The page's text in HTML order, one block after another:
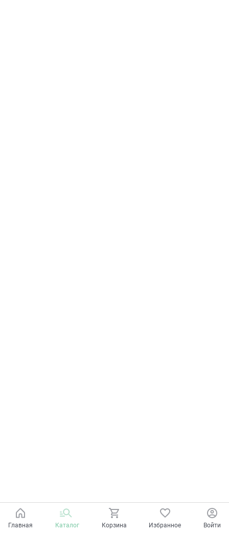
Главная Каталог Корзина Избранное Войти